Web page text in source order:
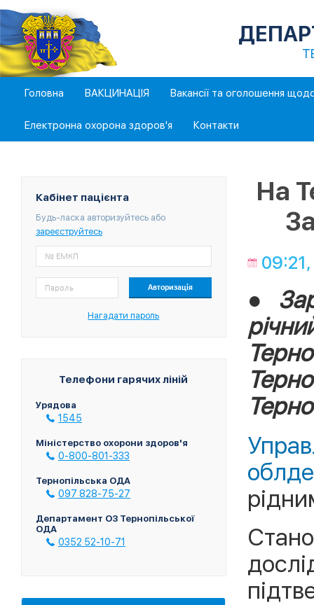
Головна ВАКЦИНАЦІЯ Вакансії та оголошення
Електронна охорона здоров'я Контакти
Кабінет пацієнта
Будь-ласка авторизуйтесь або
зареєструйтесь
Нагадати пароль
Телефони гарячих ліній
Урядова
1545
Міністерство охорони здоров'я
0-800-801-333
Тернопільська ОДА
097 828-75-27
Департамент ОЗ Тернопільської
ОДА
0352 52-10-71
На
●